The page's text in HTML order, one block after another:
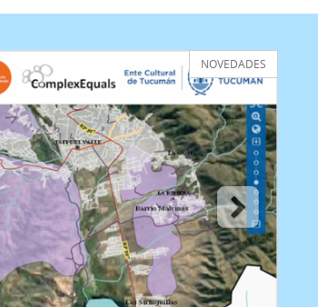
NOVEDADES